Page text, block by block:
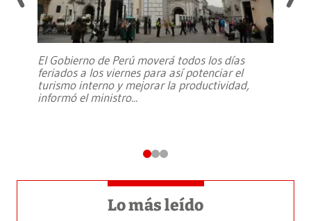
El Gobierno de Perú moverá todos los días
feriados a los viernes para así potenciar el
turismo interno y mejorar la productividad,
informó el ministro...
Lo más leído